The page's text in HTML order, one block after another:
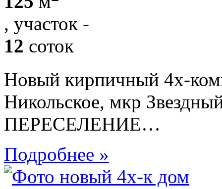
, участок -
12 соток
Новый кирпичный 4х-
Никольское, мкр
ПЕРЕСЕЛЕНИЕ…
Подробнее »